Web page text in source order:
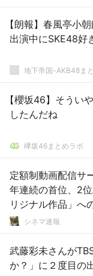
【朗報】春風亭小
出演中にSKE48好
地下帝国-AKB48ま
【櫻坂46】そうい
したんだね
欅坂46まとめラボ
定額制動画配信サ
年連続の首位、2
リジナル作品」へ
シネマ速報
武藤彩未さんが
か？」に２度目の